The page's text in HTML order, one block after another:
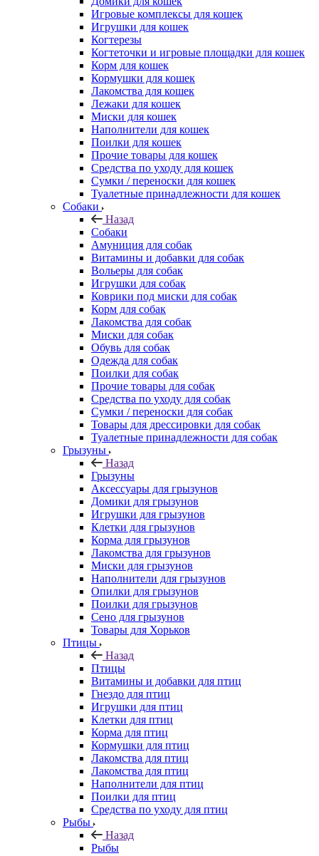
Игровые комплексы для кошек
Игрушки для кошек
Когтерезы
Когтеточки и игровые площадки для кошек
Корм для кошек
Кормушки для кошек
Лакомства для кошек
Лежаки для кошек
Миски для кошек
Наполнители для кошек
Поилки для кошек
Прочие товары для кошек
Средства по уходу для кошек
Сумки / переноски для кошек
Туалетные принадлежности для кошек
Собаки
Назад
Собаки
Амуниция для собак
Витамины и добавки для собак
Вольеры для собак
Игрушки для собак
Коврики под миски для собак
Корм для собак
Лакомства для собак
Миски для собак
Обувь для собак
Одежда для собак
Поилки для собак
Прочие товары для собак
Средства по уходу для собак
Сумки / переноски для собак
Товары для дрессировки для собак
Туалетные принадлежности для собак
Грызуны
Назад
Грызуны
Аксессуары для грызунов
Домики для грызунов
Игрушки для грызунов
Клетки для грызунов
Корма для грызунов
Лакомства для грызунов
Миски для грызунов
Наполнители для грызунов
Опилки для грызунов
Поилки для грызунов
Сено для грызунов
Товары для Хорьков
Птицы
Назад
Птицы
Витамины и добавки для птиц
Гнездо для птиц
Игрушки для птиц
Клетки для птиц
Корма для птиц
Кормушки для птиц
Лакомства для птиц
Лакомства для птиц
Наполнители для птиц
Поилки для птиц
Средства по уходу для птиц
Рыбы
Назад
Рыбы